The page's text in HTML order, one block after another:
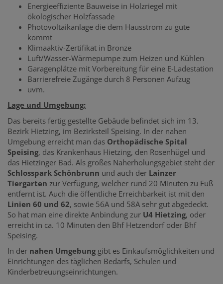
Energieeffiziente Bauweise in Holzriegel mit
ökologischer Holzfassade
Photovoltaikanlage die dem Hausstrom zu gute
kommt
Klimaaktiv-Zertifikat in Bronze
Luft/Wasser-Wärmepumpe zum Heizen und Kühlen
Garagenplätze mit Vorbereitung für eine E-Ladestation
Barrierefreie Zugänge durch 8 Personen Aufzug
uvm.
Lage und Umgebung:
Das bereits fertig gestellte Gebäude befindet sich im 13.
Bezirk Hietzing, im Bezirksteil Speising. In der nahen
Umgebung erreicht man das Orthopädische Spital
Speising, das Krankenhaus Hietzing, den Rosenhügel und
das Hietzinger Bad. Als großes Naherholungsgebiet steht der
Schlosspark Schönbrunn und auch der Lainzer
Tiergarten zur Verfügung, welcher rund 20 Minuten zu Fuß
entfernt ist. Auch die öffentliche Erreichbarkeit ist mit den
Linien 60 und 62, sowie 56A und 58A sehr gut abgedeckt.
So hat man eine direkte Anbindung zur U4 Hietzing, oder
erreicht in ca. 10 Minuten den Bhf Hetzendorf oder Bhf
Speising.
In der nahen Umgebung gibt es Einkaufsmöglichkeiten und
Einrichtungen des täglichen Bedarfs, Schulen und
Kinderbetreuungseinrichtungen.